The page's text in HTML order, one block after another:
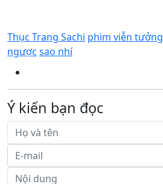
Thục Trang Sachi phim viễn tưởng
ngược sao nhí
Ý kiến bạn đọc